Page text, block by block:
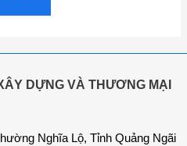
DỰNG VÀ THƯƠNG MẠI
Nghĩa Lộ, Tỉnh Quảng Ngãi